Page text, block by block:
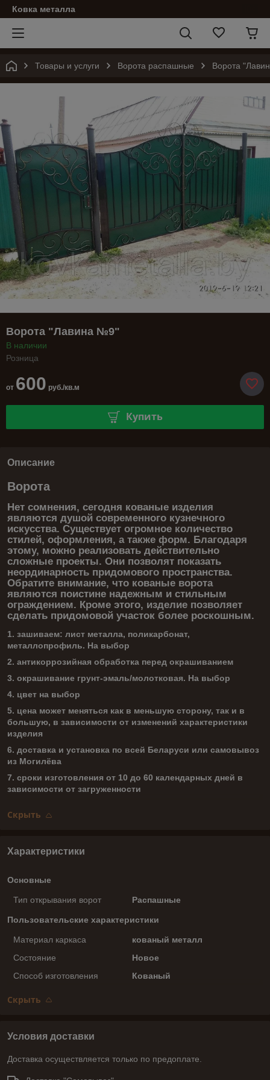
Ковка металла
Товары и услуги Ворота распашные Ворота
Ворота "Лавина №9"
В наличии
Розница
от 600 руб./кв.м
Купить
Описание
Ворота
Нет сомнения, сегодня кованые изделия
являются душой современного кузнечного
искусства. Существует огромное количество
стилей, оформления, а также форм. Благодаря
этому, можно реализовать действительно
сложные проекты. Они позволят показать
неординарность придомового пространства.
Обратите внимание, что кованые ворота
являются поистине надежным и стильным
ограждением. Кроме этого, изделие позволяет
сделать придомовой участок более роскошным.
1. зашиваем: лист металла, поликарбонат,
металлопрофиль. На выбор
2. антикоррозийная обработка перед окрашиванием
3. окрашивание грунт-эмаль/молотковая. На выбор
4. цвет на выбор
5. цена может меняться как в меньшую сторону, так и в
большую, в зависимости от изменений характеристики
изделия
6. доставка и установка по всей Беларуси или самовывоз
из Могилёва
7. сроки изготовления от 10 до 60 календарных дней в
зависимости от загруженности
Скрыть
Характеристики
Основные
Тип открывания ворот Распашные
Пользовательские характеристики
Материал каркаса
кованый металл
Состояние
Новое
Способ изготовления
Кованый
Скрыть
Условия доставки
Доставка осуществляется только по предоплате.